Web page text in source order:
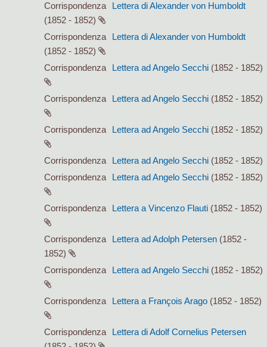
Corrispondenza
Lettera di Alexander von Humboldt
(1852 - 1852)
Corrispondenza
Lettera di Alexander von Humboldt
(1852 - 1852)
Corrispondenza
Lettera ad Angelo Secchi (1852 - 1852)
Corrispondenza Lettera ad Angelo Secchi (1852 - 1852)
Corrispondenza Lettera ad Angelo Secchi (1852 - 1852)
Corrispondenza Lettera ad Angelo Secchi (1852 - 1852)
Corrispondenza
Lettera ad Angelo Secchi (1852 - 1852)
Corrispondenza Lettera a Vincenzo Flauti (1852 - 1852)
Corrispondenza Lettera ad Adolph Petersen (1852 -
1852)
Corrispondenza
Lettera ad Angelo Secchi (1852 - 1852)
Corrispondenza Lettera a François Arago (1852 - 1852)
Corrispondenza
Lettera di Adolf Cornelius Petersen